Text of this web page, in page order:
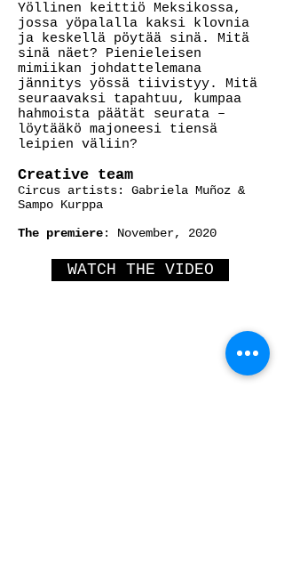
Yöllinen keittiö Meksikossa,
jossa yöpalalla kaksi klovnia
ja keskellä pöytää sinä. Mitä
sinä näet? Pienieleisen
mimiikan johdattelemana
jännitys yössä tiivistyy. Mitä
seuraavaksi tapahtuu, kumpaa
hahmoista päätät seurata –
löytääkö majoneesi tiensä
leipien väliin?
Creative team
Circus artists: Gabriela Muñoz &
Sampo Kurppa
The premiere: November, 2020
WATCH THE VIDEO